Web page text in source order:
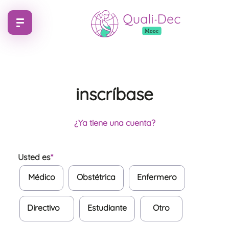
inscríbase
¿Ya tiene una cuenta?
Usted es*
Médico
Obstétrica Enfermero
Directivo Estudiante Otro